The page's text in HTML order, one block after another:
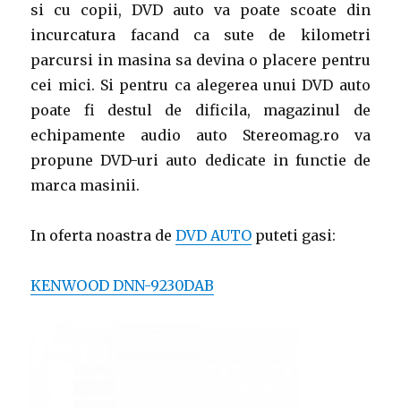
si cu copii, DVD auto va poate scoate din
incurcatura facand ca sute de kilometri
parcursi in masina sa devina o placere pentru
cei mici. Si pentru ca alegerea unui DVD auto
poate fi destul de dificila, magazinul de
echipamente audio auto Stereomag.ro va
propune DVD-uri auto dedicate in functie de
marca masinii.
In oferta noastra deDVD AUTO puteti gasi:
KENWOOD DNN-9230DAB